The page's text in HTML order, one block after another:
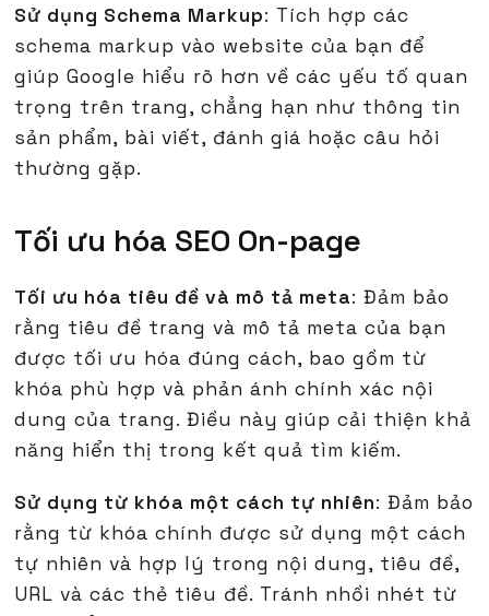
Sử dụng Schema Markup: Tích hợp các
schema markup vào website của bạn để
giúp Google hiểu rõ hơn về các yếu tố quan
trọng trên trang, chẳng hạn như thông tin
sản phẩm, bài viết, đánh giá hoặc câu hỏi
thường gặp.
Tối ưu hóa SEO On-page
Tối ưu hóa tiêu đề và mô tả meta: Đảm bảo
rằng tiêu đề trang và mô tả meta của bạn
được tối ưu hóa đúng cách, bao gồm từ
khóa phù hợp và phản ánh chính xác nội
dung của trang. Điều này giúp cải thiện khả
năng hiển thị trong kết quả tìm kiếm.
Sử dụng từ khóa một cách tự nhiên: Đảm bảo
rằng từ khóa chính được sử dụng một cách
tự nhiên và hợp lý trong nội dung, tiêu đề,
URL và các thẻ tiêu đề. Tránh nhồi nhét từ